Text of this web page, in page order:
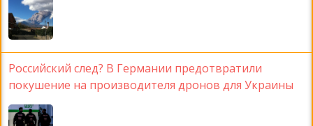
Российский след? В Германии предотвратили
покушение на производителя дронов для Украины